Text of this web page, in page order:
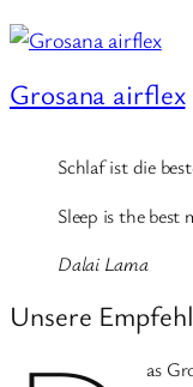
Grosana airflex
Schlaf ist die
Sleep is the best
Dalai Lama
Unsere
as